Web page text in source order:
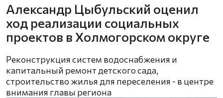
Александр Цыбульский оценил
ход реализации социальных
проектов в Холмогорском округе
Реконструкция систем водоснабжения и
капитальный ремонт детского сада,
строительство жилья для переселения - в центре
внимания главы региона